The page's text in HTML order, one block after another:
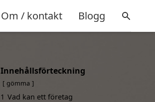
Om / kontakt Blogg
Innehållsförteckning
gömma
1 Vad kan ett företag